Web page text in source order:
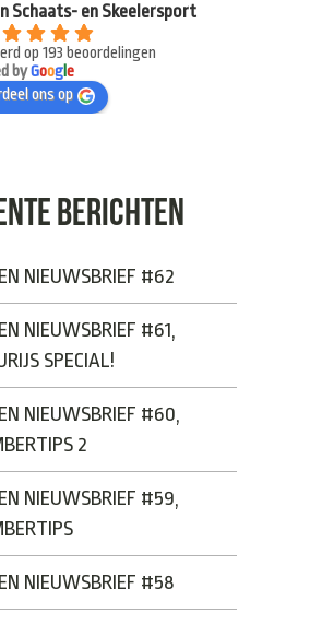
Schaats- en Skeelersport
op 193 beoordelingen
byGoogle
ons op
BERICHTEN
NIEUWSBRIEF #62
NIEUWSBRIEF #61,
SPECIAL!
NIEUWSBRIEF #60,
2
NIEUWSBRIEF #59,
NIEUWSBRIEF #58